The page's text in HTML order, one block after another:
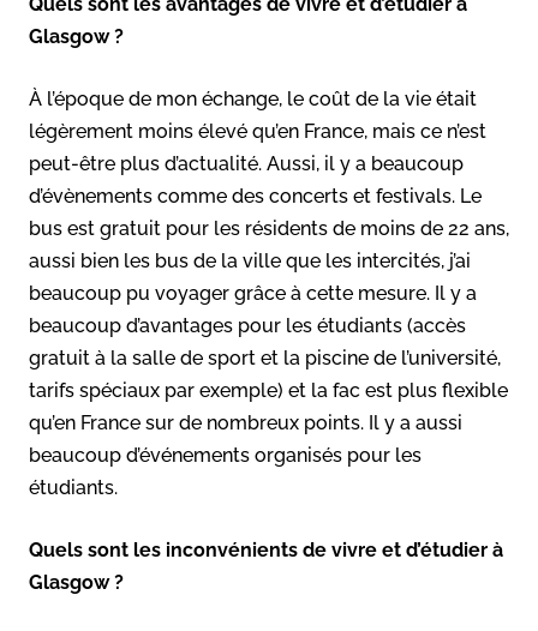
Glasgow ?
À l’époque de mon échange, le coût de la vie était
légèrement moins élevé qu’en France, mais ce n’est
peut-être plus d’actualité. Aussi, il y a beaucoup
d’évènements comme des concerts et festivals. Le
bus est gratuit pour les résidents de moins de 22 ans,
aussi bien les bus de la ville que les intercités, j’ai
beaucoup pu voyager grâce à cette mesure. Il y a
beaucoup d’avantages pour les étudiants (accès
gratuit à la salle de sport et la piscine de l’université,
tarifs spéciaux par exemple) et la fac est plus flexible
qu’en France sur de nombreux points. Il y a aussi
beaucoup d’événements organisés pour les
étudiants.
Quels sont les inconvénients de vivre et d’étudier à
Glasgow ?